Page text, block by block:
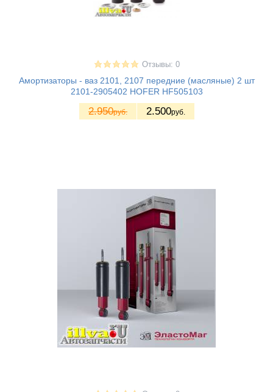
Отзывы: 0
Амортизаторы - ваз 2101, 2107 передние (масляные) 2 шт
2101-2905402 HOFER HF505103
2.950руб. 2.500руб.